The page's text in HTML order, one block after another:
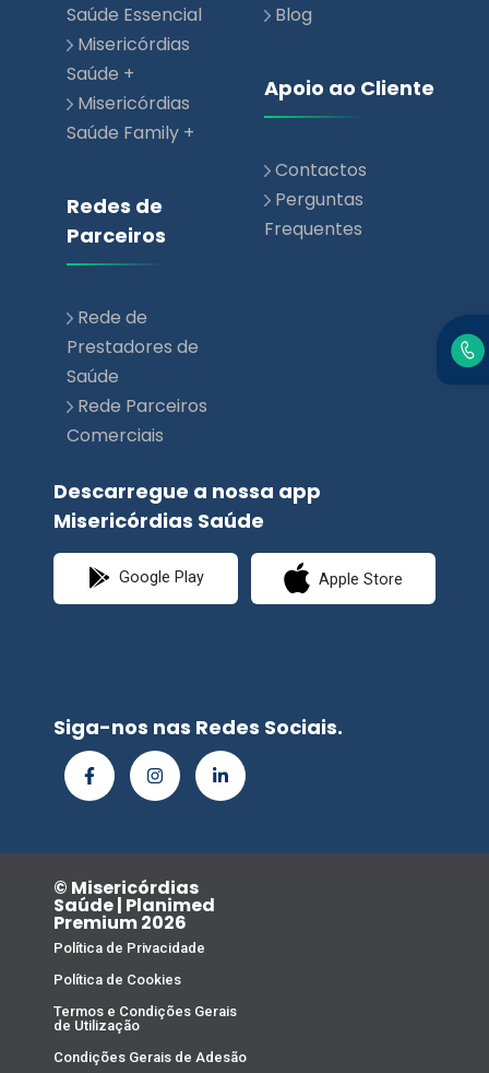
Saúde Essencial
Misericórdias
Saúde +
Misericórdias
Saúde Family +
Redes de
Parceiros
Rede de
Prestadores de
Saúde
Rede Parceiros
Comerciais
Blog
Apoio ao Cliente
Contactos
Perguntas
Frequentes
Descarregue a nossa app
Misericórdias Saúde
Google Play Apple Store
Siga-nos nas Redes Sociais.
© Misericórdias
Saúde | Planimed
Premium 2026
Política de Privacidade
Política de Cookies
Termos e Condições Gerais
de Utilização
Condições Gerais de Adesão